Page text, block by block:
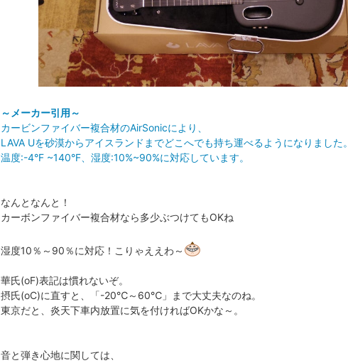
～メーカー引用～
カービンファイバー複合材のAirSonicにより、
LAVA Uを砂漠からアイスランドまでどこへでも持ち運べるようになりました。
温度:-4°F ~140°F、湿度:10%~90%に対応しています。
なんとなんと！
カーボンファイバー複合材なら多少ぶつけてもOKね
湿度10％～90％に対応！こりゃええわ～
華氏(oF)表記は慣れないぞ。
摂氏(oC)に直すと、「-20℃～60℃」まで大丈夫なのね。
東京だと、炎天下車内放置に気を付ければOKかな～。
音と弾き心地に関しては、